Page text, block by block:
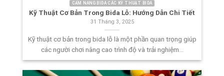
CẨM NANG BIDA CÁC KỸ THUẬT BIDA
Kỹ Thuật Cơ Bản Trong Bida Lỗ: Hướng Dẫn Chi Tiết
31 Tháng 3, 2025
Kỹ thuật cơ bản trong bida lỗ là một phần quan trọng giúp
các người chơi nâng cao trình độ và trải nghiệm...